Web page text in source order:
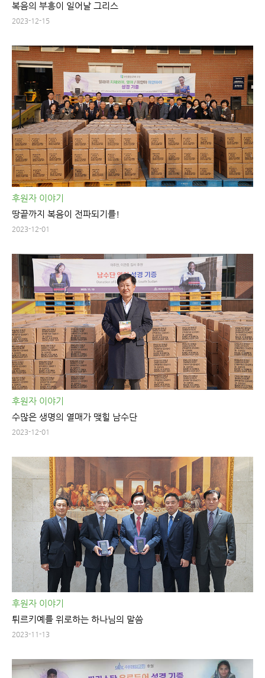
복음의 부흥이 일어날 그리스
2023-12-15
후원자 이야기
땅끝까지 복음이 전파되기를!
2023-12-01
후원자 이야기
수많은 생명의 열매가 맺힐 남수단
2023-12-01
후원자 이야기
튀르키예를 위로하는 하나님의 말씀
2023-11-13